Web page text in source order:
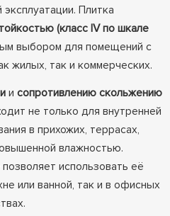
Плитка
(класс IV по шкале
выбором для помещений с
жилых, так и коммерческих.
и сопротивлению скольжению
не только для внутренней
в прихожих, террасах,
влажностью.
использовать её
или ванной, так и в офисных